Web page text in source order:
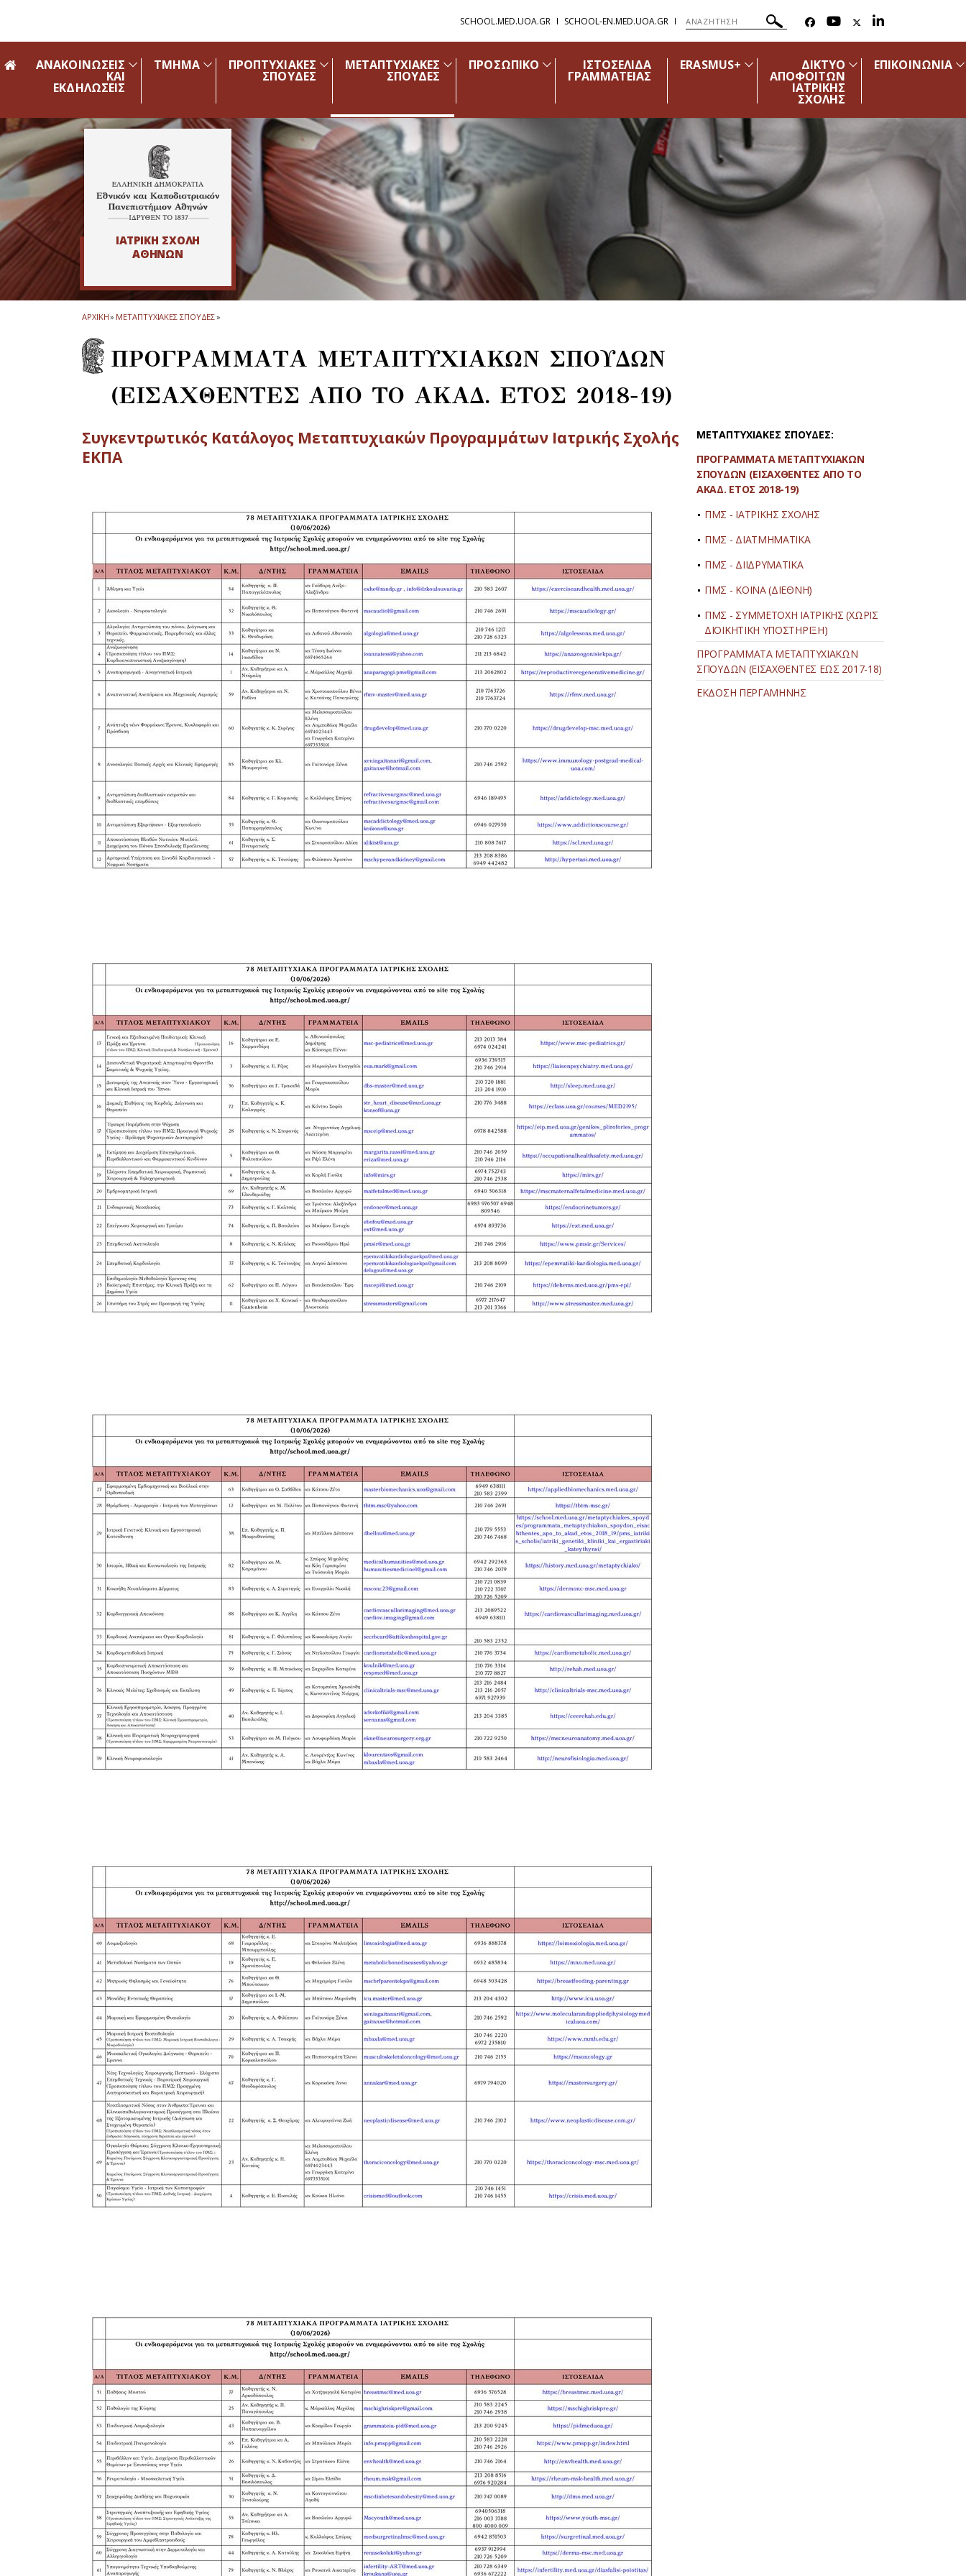
SCHOOL.MED.UOA.GR SCHOOL-EN.MED.UOA.GR
ΑΝΑΚΟΙΝΩΣΕΙΣ
ΚΑΙ
ΕΚΔΗΛΩΣΕΙΣ
ΤΜΗΜΑ ΠΡΟΠΤΥΧΙΑΚΕΣ
ΣΠΟΥΔΕΣ
ΜΕΤΑΠΤΥΧΙΑΚΕΣ
ΣΠΟΥΔΕΣ
ΠΡΟΣΩΠΙΚΟ ΙΣΤΟΣΕΛΙΔΑ
ΓΡΑΜΜΑΤΕΙΑΣ
ERASMUS+ ΔΙΚΤΥΟ
ΑΠΟΦΟΙΤΩΝ
ΙΑΤΡΙΚΗΣ
ΣΧΟΛΗΣ
ΕΠΙΚΟΙΝΩΝΙΑ
ΙΑΤΡΙΚΗ ΣΧΟΛΗ
ΑΘΗΝΩΝ
ΑΡΧΙΚΗ» ΜΕΤΑΠΤΥΧΙΑΚΕΣ ΣΠΟΥΔΕΣ»
ΠΡΟΓΡΑΜΜΑΤΑ ΜΕΤΑΠΤΥΧΙΑΚΩΝ ΣΠΟΥΔΩΝ
(ΕΙΣΑΧΘΕΝΤΕΣ ΑΠΟ ΤΟ ΑΚΑΔ. ΕΤΟΣ 2018-19)
Συγκεντρωτικός Κατάλογος Μεταπτυχιακών Προγραμμάτων Ιατρικής Σχολής
ΕΚΠΑ
ΜΕΤΑΠΤΥΧΙΑΚΕΣ ΣΠΟΥΔΕΣ:
ΠΡΟΓΡΑΜΜΑΤΑ ΜΕΤΑΠΤΥΧΙΑΚΩΝ
ΣΠΟΥΔΩΝ (ΕΙΣΑΧΘΕΝΤΕΣ ΑΠΟ ΤΟ
ΑΚΑΔ. ΕΤΟΣ 2018-19)
ΠΜΣ - ΙΑΤΡΙΚΗΣ ΣΧΟΛΗΣ
ΠΜΣ - ΔΙΑΤΜΗΜΑΤΙΚΑ
ΠΜΣ - ΔΙΙΔΡΥΜΑΤΙΚΑ
ΠΜΣ - ΚΟΙΝΑ (ΔΙΕΘΝΗ)
ΠΜΣ - ΣΥΜΜΕΤΟΧΗ ΙΑΤΡΙΚΗΣ (ΧΩΡΙΣ
ΔΙΟΙΚΗΤΙΚΗ ΥΠΟΣΤΗΡΙΞΗ)
ΠΡΟΓΡΑΜΜΑΤΑ ΜΕΤΑΠΤΥΧΙΑΚΩΝ
ΣΠΟΥΔΩΝ (ΕΙΣΑΧΘΕΝΤΕΣ ΕΩΣ 2017-18)
ΕΚΔΟΣΗ ΠΕΡΓΑΜΗΝΗΣ